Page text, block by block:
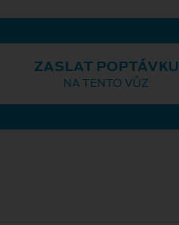
ZASLAT POPTÁVKU
NA TENTO VŮZ